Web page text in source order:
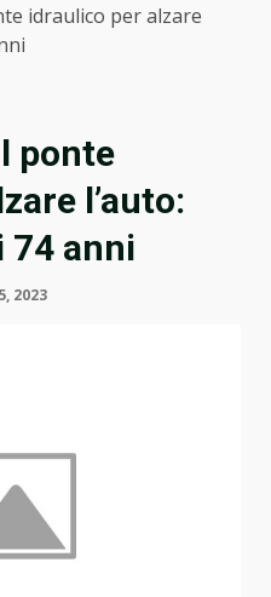
idraulico per alzare
ponte
l’auto:
74 anni
2023